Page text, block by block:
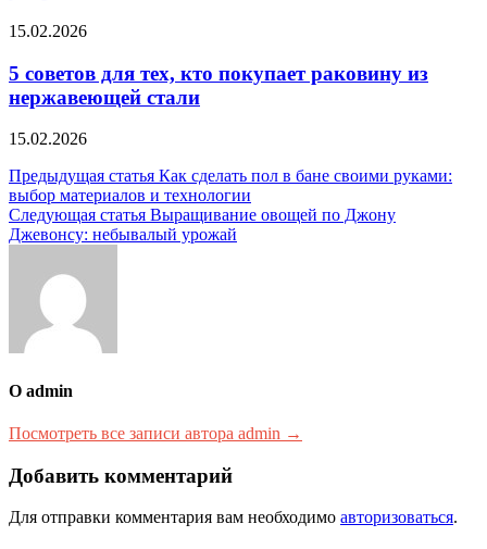
15.02.2026
5 советов для тех, кто покупает раковину из
нержавеющей стали
15.02.2026
Навигация
по
записям
Предыдущая статья Как сделать пол в бане своими руками:
выбор материалов и технологии
Следующая статья Выращивание овощей по Джону
Джевонсу: небывалый урожай
О admin
Посмотреть все записи автора admin →
Добавить комментарий
Для отправки комментария вам необходимо авторизоваться.